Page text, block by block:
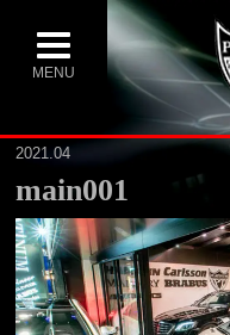
MENU
2021.04
main001